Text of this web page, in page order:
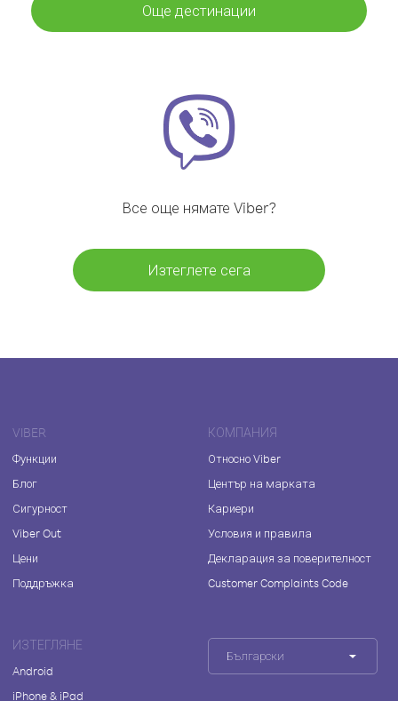
Още дестинации
Все още нямате Viber?
Изтеглете сега
VIBER
Функции
Блог
Сигурност
Viber Out
Цени
Поддръжка
КОМПАНИЯ
Относно Viber
Център на марката
Кариери
Условия и правила
Декларация за поверителност
Customer Complaints Code
ИЗТЕГЛЯНЕ
Android
iPhone & iPad
Български